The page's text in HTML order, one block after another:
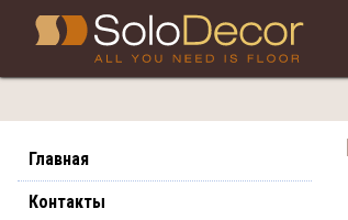
Главная
Контакты